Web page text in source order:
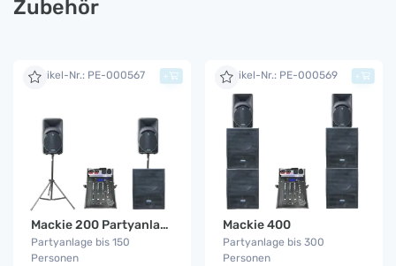
Zubehör
Artikel-Nr.: PE-000567
Mackie 200 Partyanlage
Partyanlage bis 150
Personen
+ Artikel-Nr.: PE-000569
Mackie 400
Partyanlage bis 300
Personen
+